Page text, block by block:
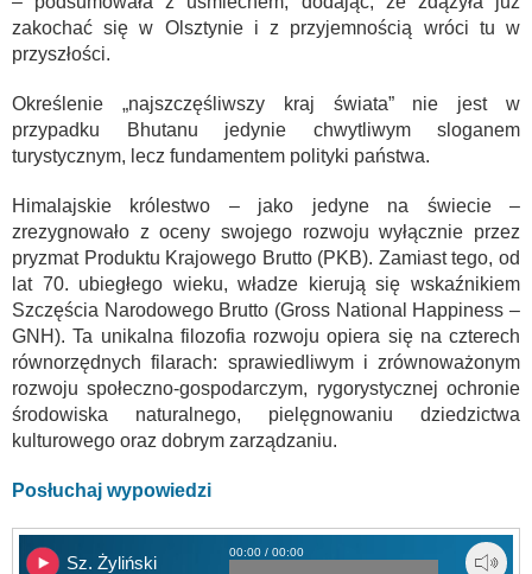
zakochać się w Olsztynie i z przyjemnością wróci tu w
przyszłości.
Określenie „najszczęśliwszy kraj świata” nie jest w
przypadku Bhutanu jedynie chwytliwym sloganem
turystycznym, lecz fundamentem polityki państwa.
Himalajskie królestwo – jako jedyne na świecie –
zrezygnowało z oceny swojego rozwoju wyłącznie przez
pryzmat Produktu Krajowego Brutto (PKB). Zamiast tego, od
lat 70. ubiegłego wieku, władze kierują się wskaźnikiem
Szczęścia Narodowego Brutto (Gross National Happiness –
GNH). Ta unikalna filozofia rozwoju opiera się na czterech
równorzędnych filarach: sprawiedliwym i zrównoważonym
rozwoju społeczno-gospodarczym, rygorystycznej ochronie
środowiska naturalnego, pielęgnowaniu dziedzictwa
kulturowego oraz dobrym zarządzaniu.
Posłuchaj wypowiedzi
Sz. Żyliński
00:00 / 00:00